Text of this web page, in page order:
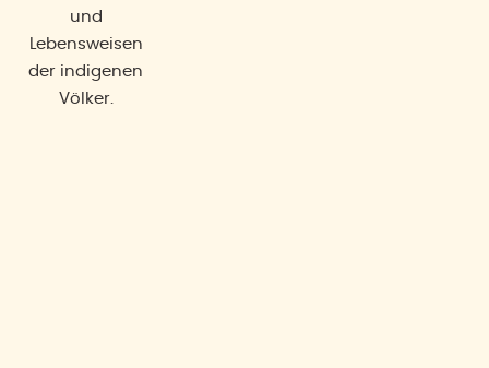
und
Lebensweisen
der indigenen
Völker.